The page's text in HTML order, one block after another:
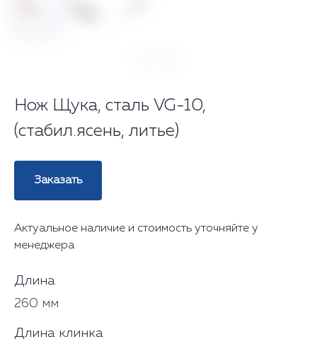
Нож Щука, сталь VG-10,
(стабил.ясень, литье)
Заказать
Актуальное наличие и стоимость уточняйте у
менеджера
Длина
260 мм
Длина клинка